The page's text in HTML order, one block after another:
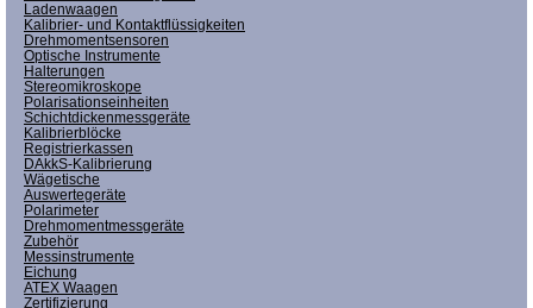
Ladenwaagen
Kalibrier- und Kontaktflüssigkeiten
Drehmomentsensoren
Optische Instrumente
Halterungen
Stereomikroskope
Polarisationseinheiten
Schichtdickenmessgeräte
Kalibrierblöcke
Registrierkassen
DAkkS-Kalibrierung
Wägetische
Auswertegeräte
Polarimeter
Drehmomentmessgeräte
Zubehör
Messinstrumente
Eichung
ATEX Waagen
Zertifizierung